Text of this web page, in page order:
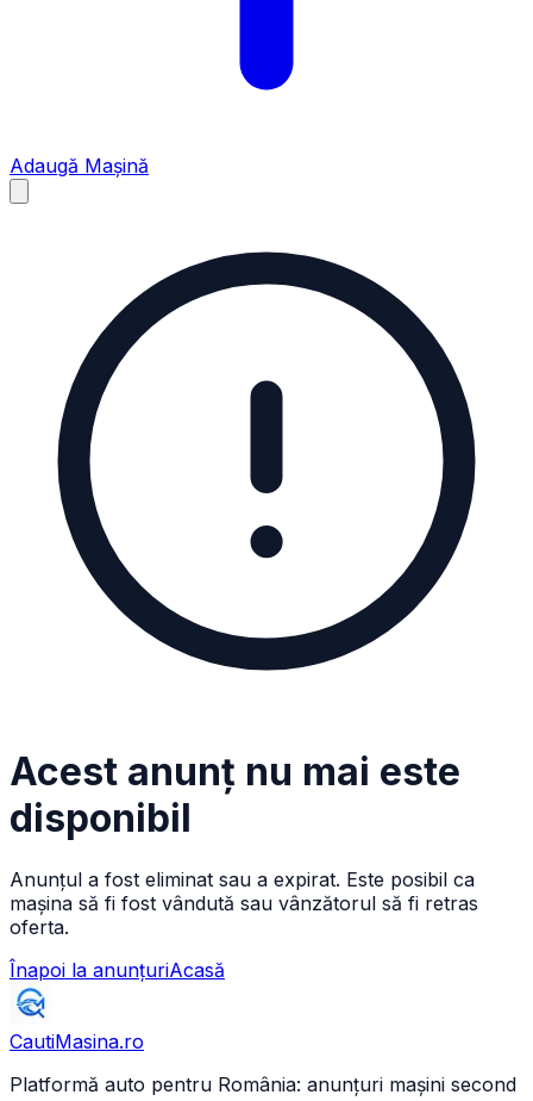
Adaugă Mașină
Acest anunț nu mai este
disponibil
Anunțul a fost eliminat sau a expirat. Este posibil ca
mașina să fi fost vândută sau vânzătorul să fi retras
oferta.
Înapoi la anunțuriAcasă
CautiMasina.ro
Platformă auto pentru România: anunțuri mașini second